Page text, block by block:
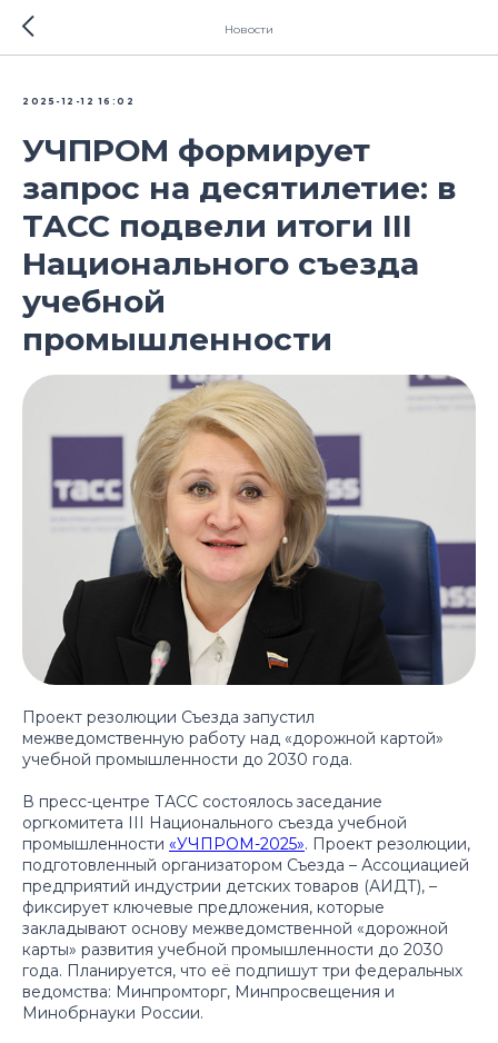
Новости
2025-12-12 16:02
УЧПРОМ формирует
запрос на десятилетие: в
ТАСС подвели итоги III
Национального съезда
учебной
промышленности
Проект резолюции Съезда запустил
межведомственную работу над «дорожной картой»
учебной промышленности до 2030 года.
В пресс-центре ТАСС состоялось заседание
оргкомитета III Национального съезда учебной
промышленности «УЧПРОМ-2025». Проект резолюции,
подготовленный организатором Съезда – Ассоциацией
предприятий индустрии детских товаров (АИДТ), –
фиксирует ключевые предложения, которые
закладывают основу межведомственной «дорожной
карты» развития учебной промышленности до 2030
года. Планируется, что её подпишут три федеральных
ведомства: Минпромторг, Минпросвещения и
Минобрнауки России.